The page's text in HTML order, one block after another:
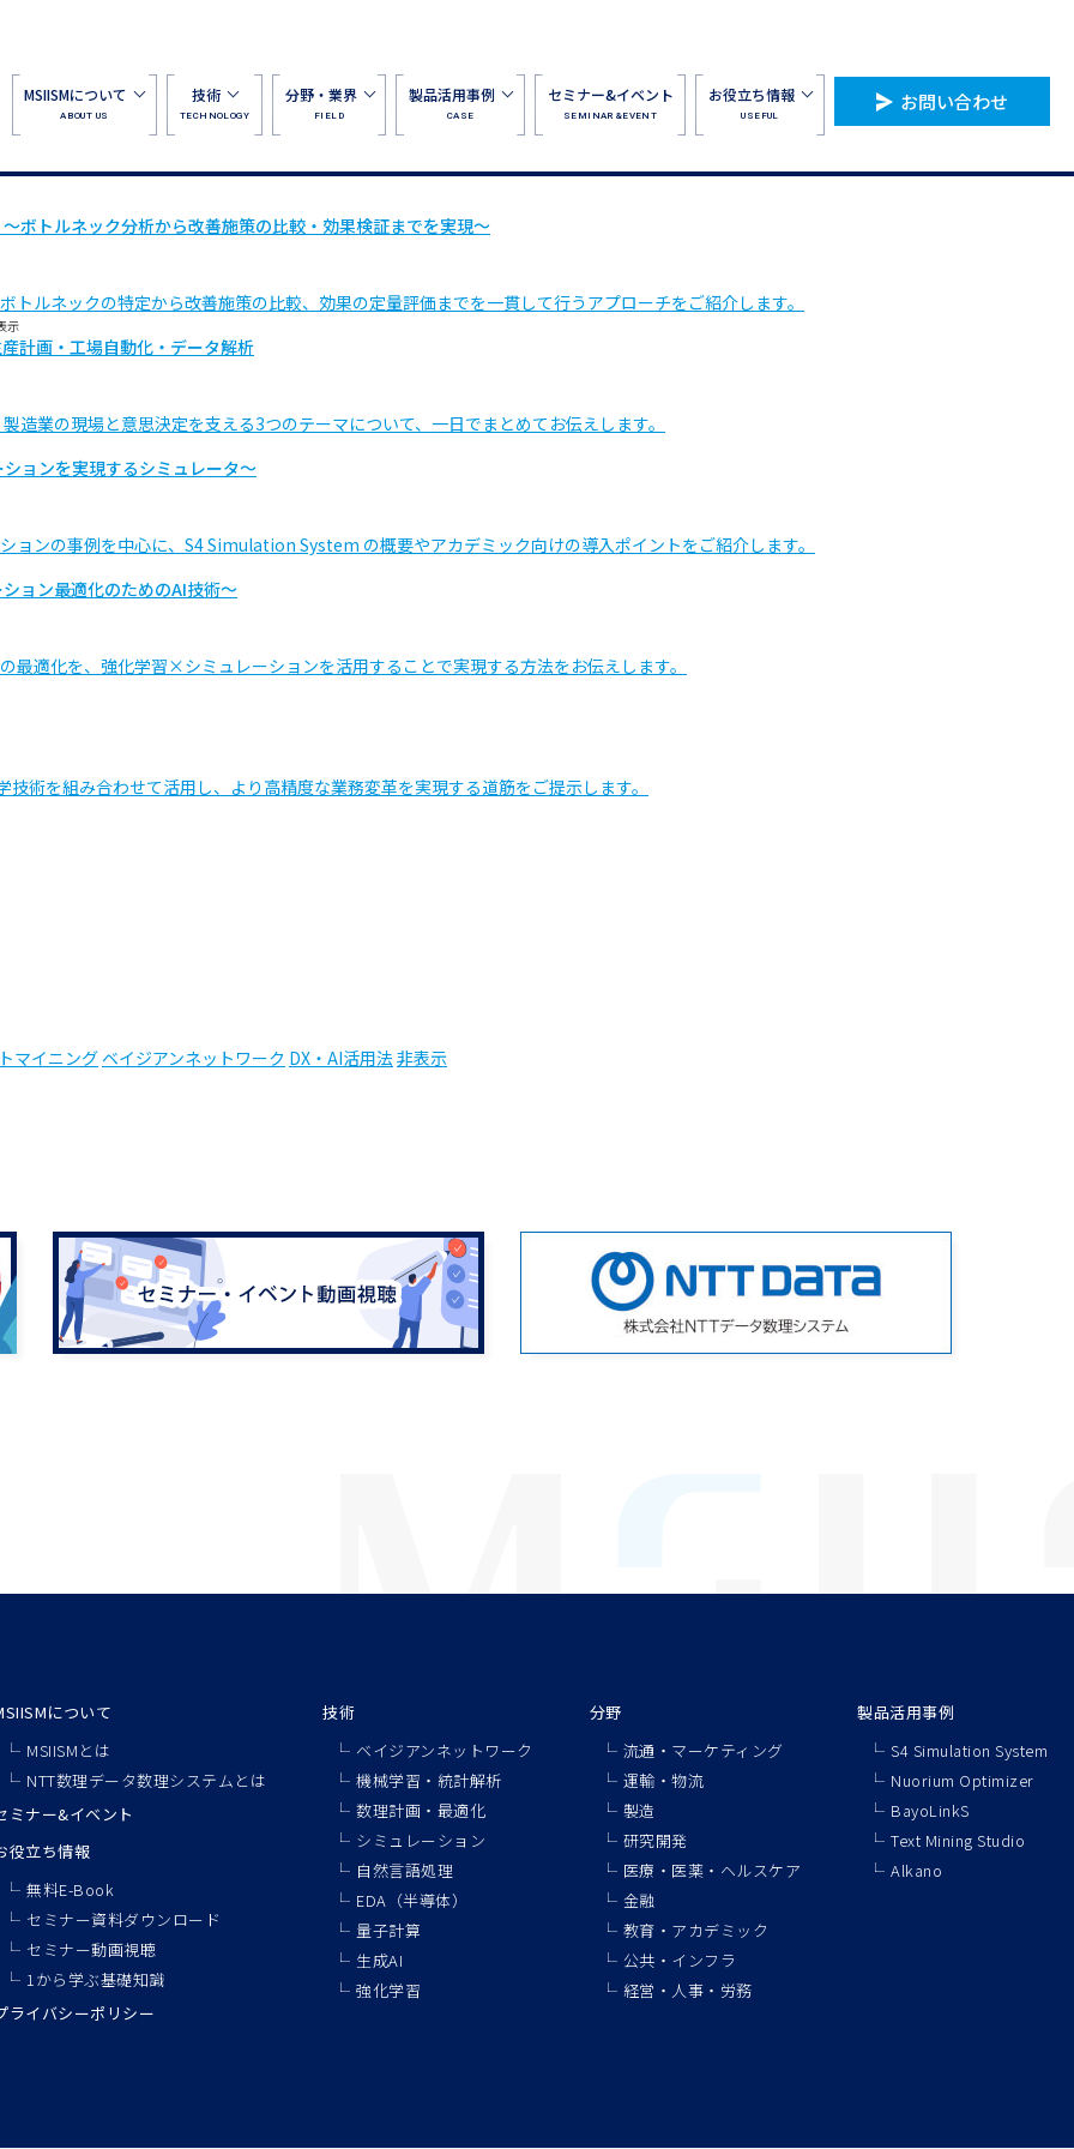
MSIISMについて
ABOUT US
技術
TECHNOLOGY
分野・業界
FIELD
製品活用事例
CASE
セミナー&イベント
SEMINAR&EVENT
お役立ち情報
USEFUL
お問い合わせ
ボトルネック分析から改善施策の比較・効果検証までを実現～
ルネックの特定から改善施策の比較、効果の定量評価までを一貫して行うアプローチをご紹介します。
示
計画・工場自動化・データ解析
業の現場と意思決定を支える3つのテーマについて、一日でまとめてお伝えします。
ョンを実現するシミュレータ～
ンの事例を中心に、S4 Simulation System の概要やアカデミック向けの導入ポイントをご紹介します。
ョン最適化のためのAI技術～
適化を、強化学習×シミュレーションを活用することで実現する方法をお伝えします。
術を組み合わせて活用し、より高精度な業務変革を実現する道筋をご提示します。
マイニング ベイジアンネットワーク DX・AI活用法 非表示
について
MSIISMとは
NTT数理データ数理システムとは
ミナー&イベント
役立ち情報
無料E-Book
セミナー資料ダウンロード
セミナー動画視聴
1から学ぶ基礎知識
ライバシーポリシー
技術
ベイジアンネットワーク
機械学習・統計解析
数理計画・最適化
シミュレーション
自然言語処理
EDA（半導体）
量子計算
生成AI
強化学習
分野
流通・マーケティング
運輸・物流
製造
研究開発
医療・医薬・ヘルスケア
金融
教育・アカデミック
公共・インフラ
経営・人事・労務
製品活用事例
S4 Simulation System
Nuorium Optimizer
BayoLinkS
Text Mining Studio
Alkano